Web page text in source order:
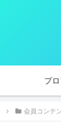
プ
会員コンテ